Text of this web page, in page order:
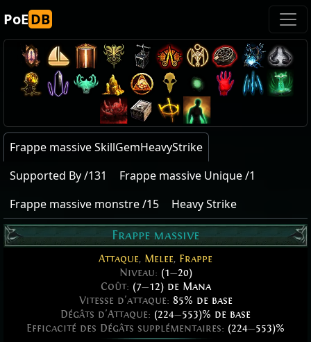
PoEDB
Frappe massive SkillGemHeavyStrike
Supported By /131
Frappe massive Unique /1
Frappe massive monstre /15
Heavy Strike
Frappe massive
Attaque, Melee, Frappe
Niveau: (1—20)
Coût: (7—12) de Mana
Vitesse d'attaque: 85% de base
Dégâts d'Attaque: (224—553)% de base
Efficacité des Dégâts supplémentaires: (224—553)%